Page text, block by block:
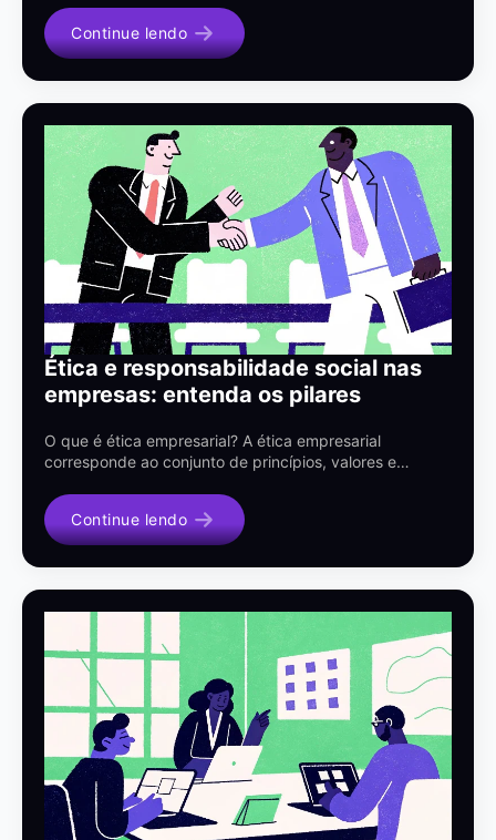
Continue lendo
Ética e responsabilidade social nas
empresas: entenda os pilares
O que é ética empresarial? A ética empresarial
corresponde ao conjunto de princípios, valores e…
Continue lendo